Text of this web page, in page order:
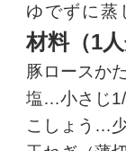
ゆでずに蒸
材料（1人
豚ロースか
塩…小さじ
こしょう…